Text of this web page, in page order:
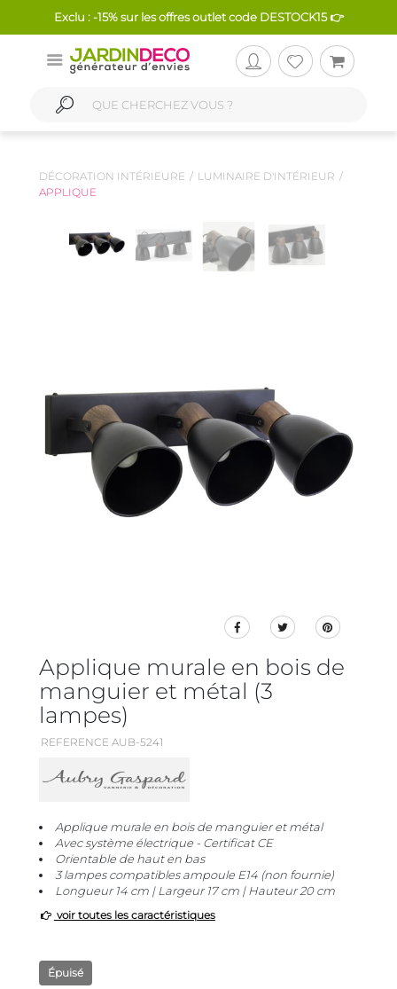
Exclu : -15% sur les offres outlet code DESTOCK15 👉
DÉCORATION INTÉRIEURE
LUMINAIRE D'INTÉRIEUR
APPLIQUE
Applique murale en bois de
manguier et métal (3
lampes)
REFERENCE AUB-5241
Applique murale en bois de manguier et métal
Avec système électrique - Certificat CE
Orientable de haut en bas
3 lampes compatibles ampoule E14 (non fournie)
Longueur 14 cm | Largeur 17 cm | Hauteur 20 cm
voir toutes les caractéristiques
Épuisé